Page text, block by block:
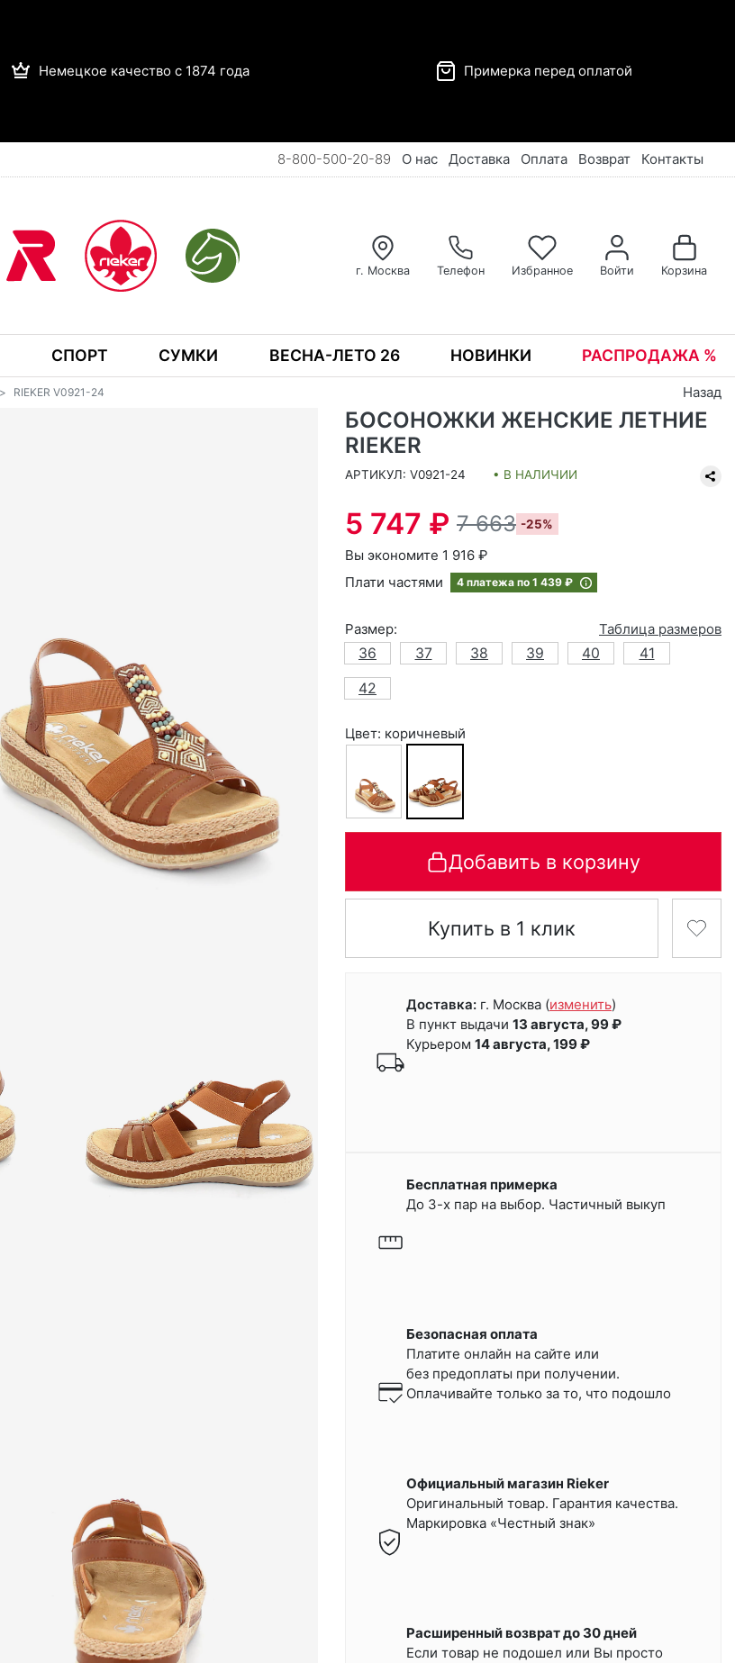
Немецкое качество с 1874 года Примерка перед оплатой
8-800-500-20-89 О нас Доставка Оплата Возврат Контакты
г. Москва Телефон Избранное Войти Корзина
СПОРТ СУМКИ ВЕСНА-ЛЕТО 26 НОВИНКИ РАСПРОДАЖА %
RIEKER V0921-24 Назад
БОСОНОЖКИ ЖЕНСКИЕ ЛЕТНИЕ
RIEKER
АРТИКУЛ: V0921-24 • В НАЛИЧИИ
5 747 ₽ 7 663 -25%
Вы экономите 1 916 ₽
Плати частями
4 платежа по 1 439 ₽
Размер:
Таблица размеров
36
37 38 39 40 41
42
Цвет: коричневый
Добавить в корзину
Купить в 1 клик
Доставка: г. Москва (изменить)
В пункт выдачи 13 августа, 99 ₽
Курьером 14 августа, 199 ₽
Бесплатная примерка
До 3-х пар на выбор. Частичный выкуп
Безопасная оплата
Платите онлайн на сайте или
без предоплаты при получении.
Оплачивайте только за то, что подошло
Официальный магазин Rieker
Оригинальный товар. Гарантия качества.
Маркировка «Честный знак»
Расширенный возврат до 30 дней
Если товар не подошел или Вы просто